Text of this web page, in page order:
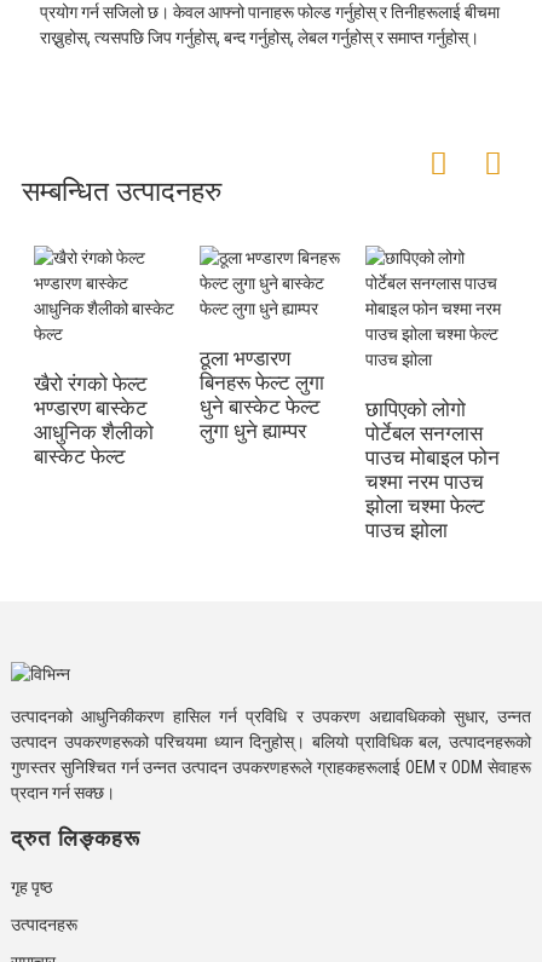
प्रयोग गर्न सजिलो छ। केवल आफ्नो पानाहरू फोल्ड गर्नुहोस् र तिनीहरूलाई बीचमा
राख्नुहोस्, त्यसपछि जिप गर्नुहोस्, बन्द गर्नुहोस्, लेबल गर्नुहोस् र समाप्त गर्नुहोस्।
सम्बन्धित उत्पादनहरु
खैरो रंगको फेल्ट
भण्डारण बास्केट
आधुनिक शैलीको
बास्केट फेल्ट
ठूला भण्डारण
बिनहरू फेल्ट लुगा
धुने बास्केट फेल्ट
लुगा धुने ह्याम्पर
छापिएको लोगो
पोर्टेबल सनग्लास
पाउच मोबाइल फोन
चश्मा नरम पाउच
झोला चश्मा फेल्ट
पाउच झोला
उत्पादनको आधुनिकीकरण हासिल गर्न प्रविधि र उपकरण अद्यावधिकको सुधार, उन्नत
उत्पादन उपकरणहरूको परिचयमा ध्यान दिनुहोस्। बलियो प्राविधिक बल, उत्पादनहरूको
गुणस्तर सुनिश्चित गर्न उन्नत उत्पादन उपकरणहरूले ग्राहकहरूलाई OEM र ODM सेवाहरू
प्रदान गर्न सक्छ।
द्रुत लिङ्कहरू
गृह पृष्ठ
उत्पादनहरू